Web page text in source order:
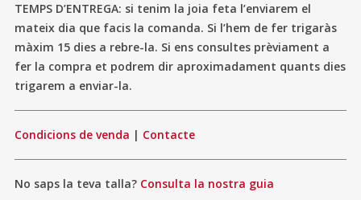
TEMPS D’ENTREGA: si tenim la joia feta l’enviarem el
mateix dia que facis la comanda. Si l’hem de fer trigaràs
màxim 15 dies a rebre-la. Si ens consultes prèviament a
fer la compra et podrem dir aproximadament quants dies
trigarem a enviar-la.
Condicions de venda | Contacte
No saps la teva talla? Consulta la nostra guia